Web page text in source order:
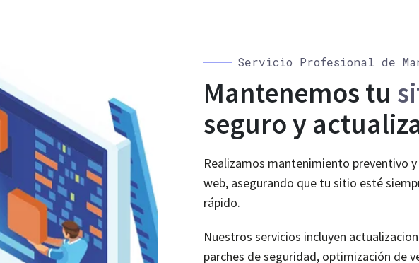
Servicio Profesional de
Mantenemos tu
seguro y
Realizamos mantenimiento preventivo
web, asegurando que tu sitio esté
rápido.
Nuestros servicios incluyen
parches de seguridad, optimización de